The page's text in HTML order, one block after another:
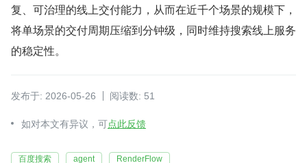
复、可治理的线上交付能力，从而在近千个场景的规模下，
将单场景的交付周期压缩到分钟级，同时维持搜索线上服务
的稳定性。
发布于: 2026-05-26 阅读数: 51
如对本文有异议，可点此反馈
百度搜索 agent RenderFlow